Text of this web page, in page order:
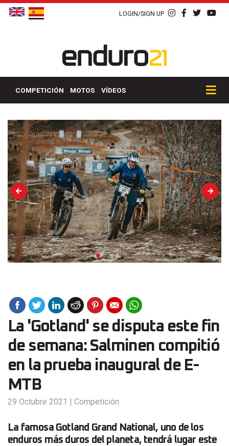
LOGIN/SIGN UP
COMPETICIÓN MOTOS VÍDEOS
La 'Gotland' se disputa este fin
de semana: Salminen compitió
en la prueba inaugural de E-
MTB
29 Octubre 2021 | Competición
La famosa Gotland Grand National, uno de los
enduros más duros del planeta, tendrá lugar este